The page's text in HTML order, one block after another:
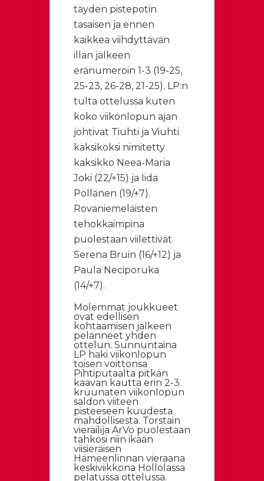
täyden pistepotin
tasaisen ja ennen
kaikkea viihdyttävän
illan jälkeen
eränumeroin 1-3 (19-25,
25-23, 26-28, 21-25). LP:n
tulta ottelussa kuten
koko viikonlopun ajan
johtivat Tiuhti ja Viuhti
kaksikoksi nimitetty
kaksikko Neea-Maria
Joki (22/+15) ja Iida
Pöllänen (19/+7).
Rovaniemeläisten
tehokkaimpina
puolestaan viilettivät
Serena Bruin (16/+12) ja
Paula Neciporuka
(14/+7).
Molemmat joukkueet
ovat edellisen
kohtaamisen jälkeen
pelanneet yhden
ottelun. Sunnuntaina
LP haki viikonlopun
toisen voittonsa
Pihtiputaalta pitkän
kaavan kautta erin 2-3
kruunaten viikonlopun
saldon viiteen
pisteeseen kuudesta
mahdollisesta. Torstain
vierailija ArVo puolestaan
tahkosi niin ikään
viisieräisen
Hämeenlinnan vieraana
keskiviikkona Hollolassa
pelatussa ottelussa.